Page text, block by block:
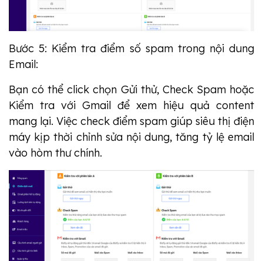
Bước 5: Kiểm tra điểm số spam trong nội dung
Email:
Bạn có thể click chọn Gửi thử, Check Spam hoặc
Kiểm tra với Gmail để xem hiệu quả content
mang lại. Việc check điểm spam giúp siêu thị điện
máy kịp thời chỉnh sửa nội dung, tăng tỷ lệ email
vào hòm thư chính.